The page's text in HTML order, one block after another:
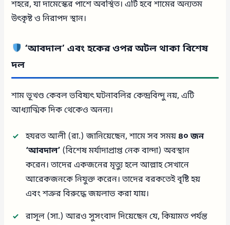
শহরে, যা দামেস্কের পাশে অবস্থিত। এটি হবে শামের অন্যতম
উৎকৃষ্ট ও নিরাপদ স্থান।
‘আবদাল’ এবং হকের ওপর অটল থাকা বিশেষ
দল
শাম ভূখণ্ড কেবল ভবিষ্যৎ ঘটনাবলির কেন্দ্রবিন্দু নয়, এটি
আধ্যাত্মিক দিক থেকেও অনন্য।
হযরত আলী (রা.) জানিয়েছেন, শামে সব সময়৪০ জন
‘আবদাল’ (বিশেষ মর্যাদাপ্রাপ্ত নেক বান্দা) অবস্থান
করেন। তাদের একজনের মৃত্যু হলে আল্লাহ সেখানে
আরেকজনকে নিযুক্ত করেন। তাদের বরকতেই বৃষ্টি হয়
এবং শত্রুর বিরুদ্ধে জয়লাভ করা যায়।
রাসূল (সা.) আরও সুসংবাদ দিয়েছেন যে, কিয়ামত পর্যন্ত